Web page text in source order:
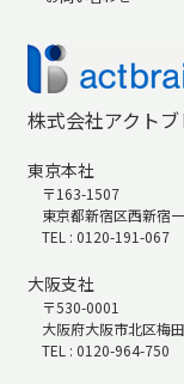
株式会社アクトブ
東京本社
〒163-1507
東京都新宿区西新宿
TEL : 0120-191-067
大阪支社
〒530-0001
大阪府大阪市北区梅
TEL : 0120-964-750